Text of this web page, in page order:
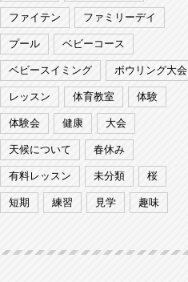
ファイテン ファミリーデイ
プール ベビーコース
ベビースイミング ボウリング大会
レッスン 体育教室 体験
体験会 健康 大会
天候について 春休み
有料レッスン 未分類 桜
短期 練習 見学 趣味